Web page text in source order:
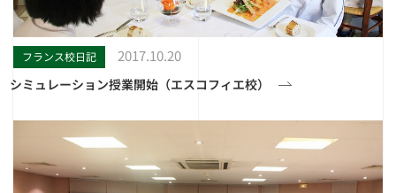
フランス校日記 2017.10.20
シミュレーション授業開始（エスコフィエ校）